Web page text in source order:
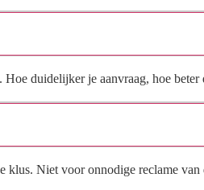
duidelijker je aanvraag, hoe beter
klus. Niet voor onnodige reclame van